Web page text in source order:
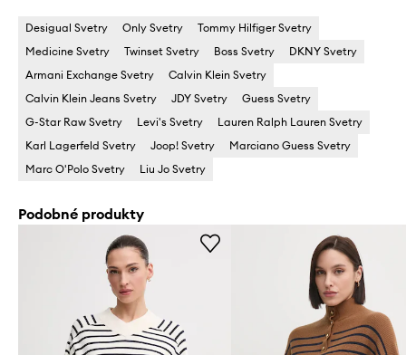
Desigual Svetry Only Svetry
Tommy Hilfiger Svetry
Medicine Svetry
Twinset Svetry Boss Svetry
DKNY Svetry
Armani Exchange Svetry
Calvin Klein Svetry
Calvin Klein Jeans Svetry
JDY Svetry
Guess Svetry
G-Star Raw Svetry
Levi's Svetry
Lauren Ralph Lauren Svetry
Karl Lagerfeld Svetry
Joop! Svetry
Marciano Guess Svetry
Marc O'Polo Svetry
Liu Jo Svetry
Podobné produkty